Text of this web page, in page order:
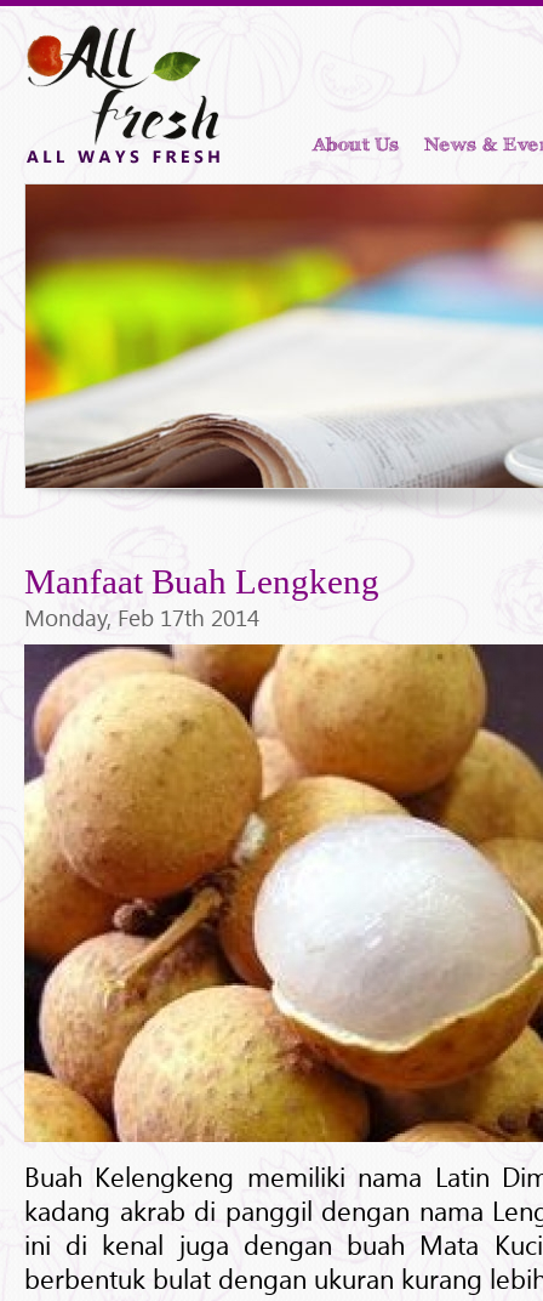
About Us News &
Manfaat Buah Lengkeng
Monday, Feb 17th 2014
Buah Kelengkeng memiliki nama Latin
kadang akrab di panggil dengan nama
ini di kenal juga dengan buah Mata
berbentuk bulat dengan ukuran kurang